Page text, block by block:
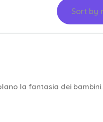
Sort by
la fantasia dei